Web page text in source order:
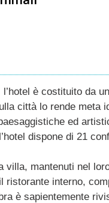
è costituito da
città lo rende meta
ed
dispone di 21
villa, mantenuti nel
ristorante interno,
è sapientemente